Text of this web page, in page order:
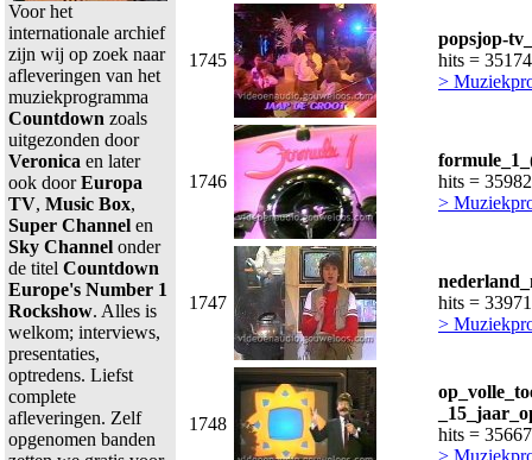
Voor het
internationale archief
zijn wij op zoek naar
afleveringen van het
muziekprogramma
Countdown zoals
uitgezonden door
Veronica en later
ook doorEuropa
TV, Music Box,
Super Channel en
Sky Channel onder
de titel Countdown
Europe's Number 1
Rockshow. Alles is
welkom; interviews,
presentaties,
optredens. Liefst
complete
afleveringen. Zelf
opgenomen banden
1745
popsjop-
hits = 35174
>
1746
hits = 35982
>
1747
hits = 33971
>
1748
hits = 35667